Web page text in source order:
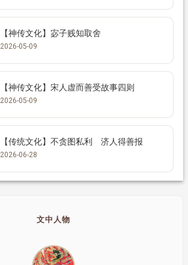
【神传文化】宓子贱知取舍
2026-05-09
【神传文化】宋人虚而善受故事四则
2026-05-09
【传统文化】不贪图私利 济人得善报
2026-06-28
文中人物